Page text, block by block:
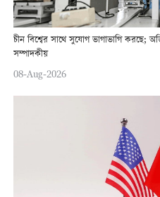
চীন বিশ্বের সাথে সুযোগ ভাগাভাগি করছে;
সম্পাদকীয়
08-Aug-2026